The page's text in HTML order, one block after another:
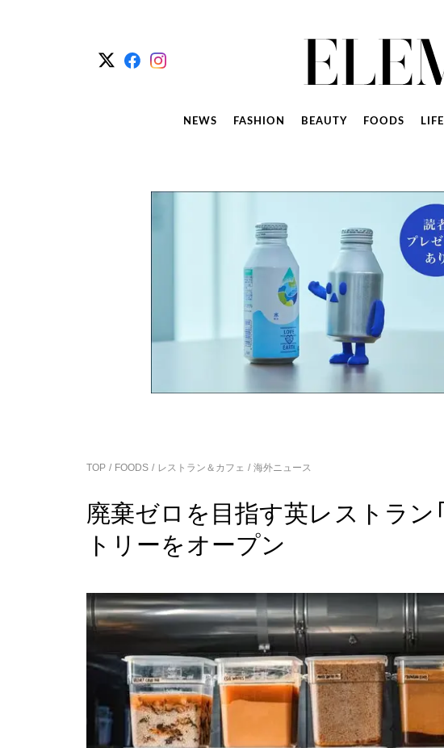
NEWS FASHION BEAUTY FOODS
TOP FOODS レストラン＆カフェ 海外ニュース
廃棄ゼロを目指す英レストラン
トリーをオープン